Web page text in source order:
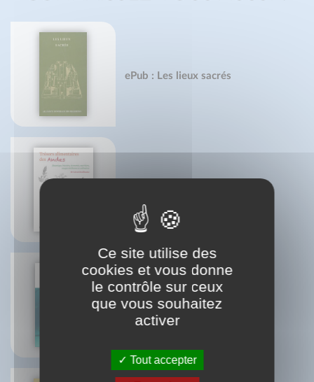
ePub : Les lieux sacrés
Trésors alimentaires des Andes
Nager en apnée
Luc Collard
Ce site utilise des
cookies et vous donne
le contrôle sur ceux
que vous souhaitez
activer
Tout accepter